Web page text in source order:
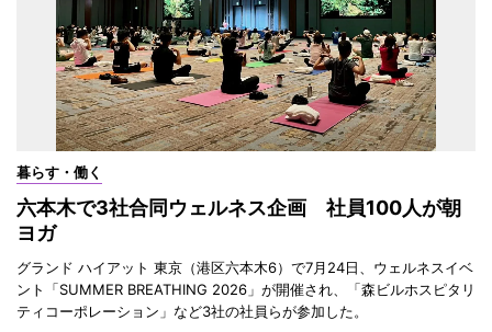
暮らす・働く
六本木で3社合同ウェルネス企画 社員100人が朝
ヨガ
グランド ハイアット 東京（港区六本木6）で7月24日、ウェルネスイベ
ント「SUMMER BREATHING 2026」が開催され、「森ビルホスピタリ
ティコーポレーション」など3社の社員らが参加した。